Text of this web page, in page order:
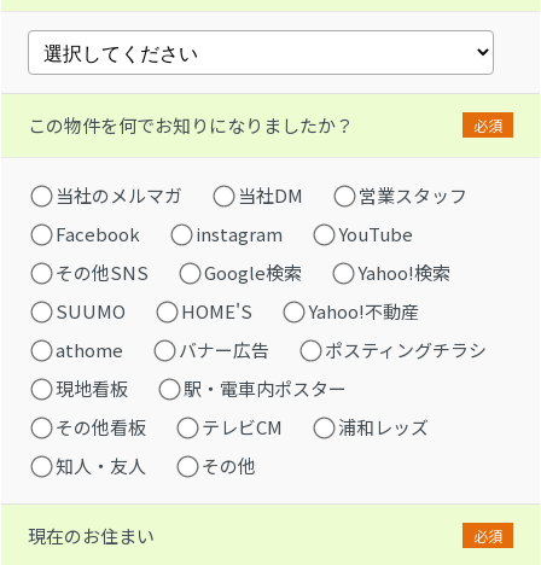
この物件を何でお知りになりましたか？ 必須
当社のメルマガ 当社DM
営業スタッフ
Facebook
instagram
YouTube
その他SNS
Google検索
Yahoo!検索
SUUMO
HOME'S
Yahoo!不動産
athome
バナー広告
ポスティングチラシ
現地看板
駅・電車内ポスター
その他看板
テレビCM
浦和レッズ
知人・友人
その他
現在のお住まい 必須